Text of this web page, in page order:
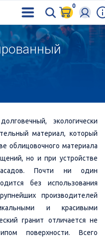
0
экологически
материал, который
облицовочного материала
но и при устройстве
Почти ни один
без использования
производителей
и красивыми
гранит отличается не
поверхности. Всего